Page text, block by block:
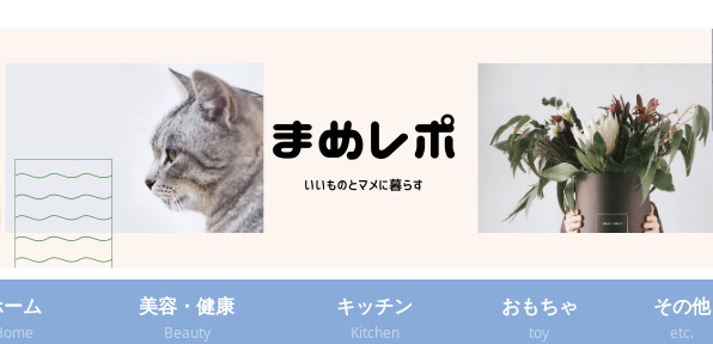
ム
美容・健康
Beauty
キッチン
Kitchen
おもちゃ
toy
その他
etc.